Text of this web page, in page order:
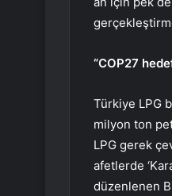
“COP27
Türkiye LPG
milyon ton
LPG gerek
afetlerde
düzenlenen